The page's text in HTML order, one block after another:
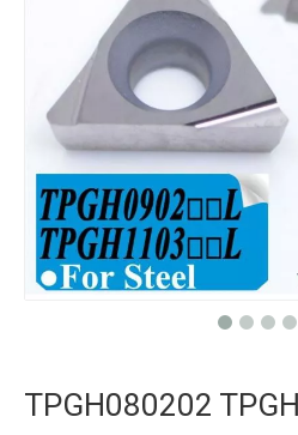
TPGH080202